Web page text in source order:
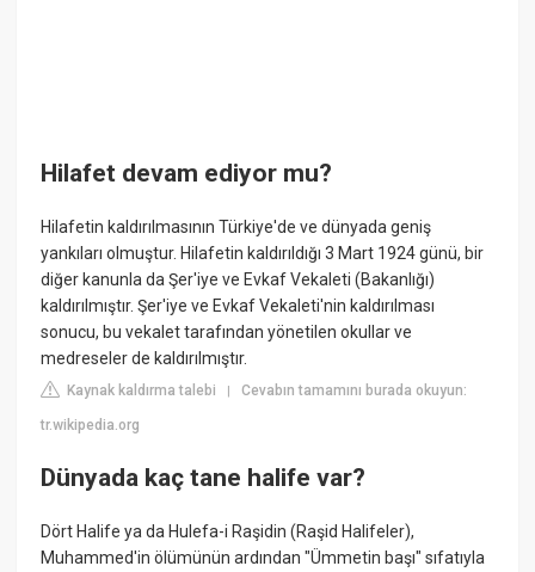
Hilafet devam ediyor mu?
Hilafetin kaldırılmasının Türkiye'de ve dünyada geniş
yankıları olmuştur. Hilafetin kaldırıldığı 3 Mart 1924 günü, bir
diğer kanunla da Şer'iye ve Evkaf Vekaleti (Bakanlığı)
kaldırılmıştır. Şer'iye ve Evkaf Vekaleti'nin kaldırılması
sonucu, bu vekalet tarafından yönetilen okullar ve
medreseler de kaldırılmıştır.
Kaynak kaldırma talebi |Cevabın tamamını burada okuyun:
tr.wikipedia.org
Dünyada kaç tane halife var?
Dört Halife ya da Hulefa-i Raşidin (Raşid Halifeler),
Muhammed'in ölümünün ardından "Ümmetin başı" sıfatıyla